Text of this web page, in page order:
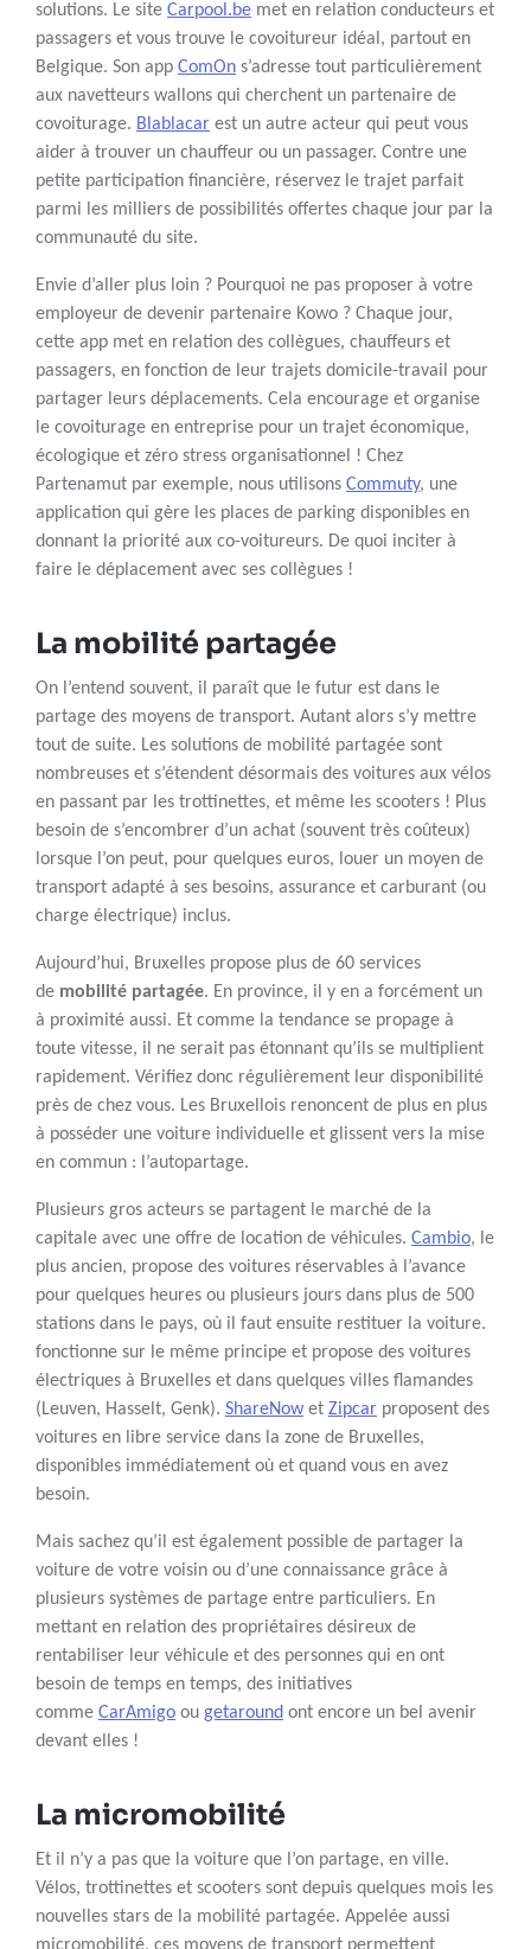
solutions. Le site Carpool.be met en relation conducteurs et
passagers et vous trouve le covoitureur idéal, partout en
Belgique. Son app ComOn s’adresse tout particulièrement
aux navetteurs wallons qui cherchent un partenaire de
covoiturage. Blablacar est un autre acteur qui peut vous
aider à trouver un chauffeur ou un passager. Contre une
petite participation financière, réservez le trajet parfait
parmi les milliers de possibilités offertes chaque jour par la
communauté du site.
Envie d’aller plus loin ? Pourquoi ne pas proposer à votre
employeur de devenir partenaire Kowo ? Chaque jour,
cette app met en relation des collègues, chauffeurs et
passagers, en fonction de leur trajets domicile-travail pour
partager leurs déplacements. Cela encourage et organise
le covoiturage en entreprise pour un trajet économique,
écologique et zéro stress organisationnel ! Chez
Partenamut par exemple, nous utilisons Commuty, une
application qui gère les places de parking disponibles en
donnant la priorité aux co-voitureurs. De quoi inciter à
faire le déplacement avec ses collègues !
La mobilité partagée
On l’entend souvent, il paraît que le futur est dans le
partage des moyens de transport. Autant alors s’y mettre
tout de suite. Les solutions de mobilité partagée sont
nombreuses et s’étendent désormais des voitures aux vélos
en passant par les trottinettes, et même les scooters ! Plus
besoin de s’encombrer d’un achat (souvent très coûteux)
lorsque l’on peut, pour quelques euros, louer un moyen de
transport adapté à ses besoins, assurance et carburant (ou
charge électrique) inclus.
Aujourd’hui, Bruxelles propose plus de 60 services
de mobilité partagée. En province, il y en a forcément un
à proximité aussi. Et comme la tendance se propage à
toute vitesse, il ne serait pas étonnant qu’ils se multiplient
rapidement. Vérifiez donc régulièrement leur disponibilité
près de chez vous. Les Bruxellois renoncent de plus en plus
à posséder une voiture individuelle et glissent vers la mise
en commun : l’autopartage.
Plusieurs gros acteurs se partagent le marché de la
capitale avec une offre de location de véhicules. Cambio, le
plus ancien, propose des voitures réservables à l’avance
pour quelques heures ou plusieurs jours dans plus de 500
stations dans le pays, où il faut ensuite restituer la voiture.
fonctionne sur le même principe et propose des voitures
électriques à Bruxelles et dans quelques villes flamandes
(Leuven, Hasselt, Genk). ShareNow et Zipcar proposent des
voitures en libre service dans la zone de Bruxelles,
disponibles immédiatement où et quand vous en avez
besoin.
Mais sachez qu’il est également possible de partager la
voiture de votre voisin ou d’une connaissance grâce à
plusieurs systèmes de partage entre particuliers. En
mettant en relation des propriétaires désireux de
rentabiliser leur véhicule et des personnes qui en ont
besoin de temps en temps, des initiatives
comme CarAmigo ou getaround ont encore un bel avenir
devant elles !
La micromobilité
Et il n’y a pas que la voiture que l’on partage, en ville.
Vélos, trottinettes et scooters sont depuis quelques mois les
nouvelles stars de la mobilité partagée. Appelée aussi